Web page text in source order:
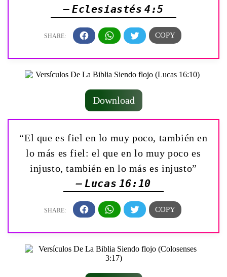
— Eclesiastés 4:5
Download
“El que es fiel en lo muy poco, también en
lo más es fiel: el que en lo muy poco es
injusto, también en lo más es injusto”
— Lucas 16:10